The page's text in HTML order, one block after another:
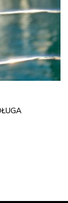
zł.